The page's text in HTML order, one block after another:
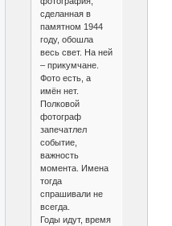
сделанная в
памятном 1944
году, обошла
весь свет. На ней
– прикумчане.
Фото есть, а
имён нет.
Полковой
фотограф
запечатлел
событие,
важность
момента. Имена
тогда
спрашивали не
всегда.
Годы идут, время